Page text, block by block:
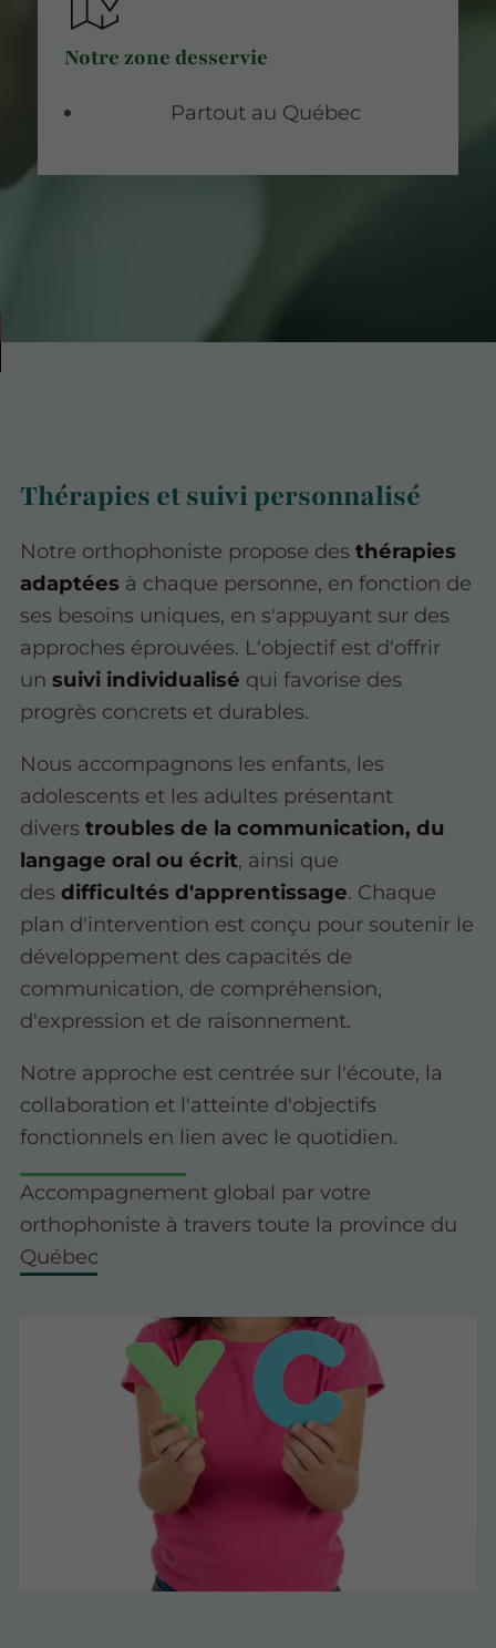
Notre zone desservie
Partout au Québec
Thérapies et suivi personnalisé
Notre orthophoniste propose desthérapies
adaptées à chaque personne, en fonction de
ses besoins uniques, en s'appuyant sur des
approches éprouvées. L'objectif est d'offrir
unsuivi individualisé qui favorise des
progrès concrets et durables.
Nous accompagnons les enfants, les
adolescents et les adultes présentant
diverstroubles de la communication, du
langage oral ou écrit, ainsi que
desdifficultés d'apprentissage. Chaque
plan d'intervention est conçu pour soutenir le
développement des capacités de
communication, de compréhension,
d'expression et de raisonnement.
Notre approche est centrée sur l'écoute, la
collaboration et l'atteinte d'objectifs
fonctionnels en lien avec le quotidien.
Accompagnement global par votre
orthophoniste à travers toute la province du
Québec